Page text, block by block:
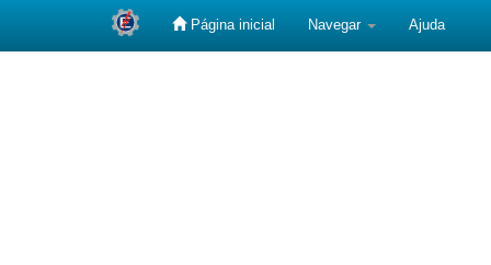
Página inicial Navegar Ajuda